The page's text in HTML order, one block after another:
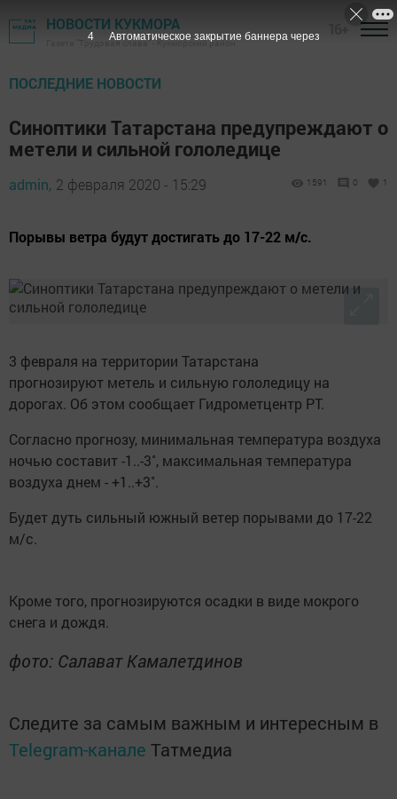
НОВОСТИ КУКМОРА
Газета "Трудовая слава" - Кукморский район
ПОСЛЕДНИЕ НОВОСТИ
Синоптики Татарстана предупреждают о
метели и сильной гололедице
admin, 2 февраля 2020 - 15:29 1591 0 1
Порывы ветра будут достигать до 17-22 м/с.
3 февраля на территории Татарстана
прогнозируют метель и сильную гололедицу на
дорогах. Об этом сообщает Гидрометцентр РТ.
Согласно прогнозу, минимальная температура воздуха
ночью составит -1..-3˚, максимальная температура
воздуха днем - +1..+3˚.
Будет дуть сильный южный ветер порывами до 17-22
м/с.
Кроме того, прогнозируются осадки в виде мокрого
снега и дождя.
фото: Салават Камалетдинов
Следите за самым важным и интересным в
Telegram-канале Татмедиа
3 Автоматическое закрытие баннера через